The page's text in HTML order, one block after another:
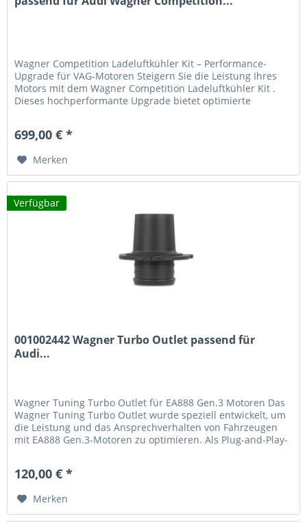
Wagner Competition Ladeluftkühler Kit – Performance-
Upgrade für VAG-Motoren Steigern Sie die Leistung Ihres
Motors mit dem Wagner Competition Ladeluftkühler Kit .
Dieses hochperformante Upgrade bietet optimierte
699,00 € *
Merken
Verfügbar
001002442 Wagner Turbo Outlet passend für
Audi...
Wagner Tuning Turbo Outlet für EA888 Gen.3 Motoren Das
Wagner Tuning Turbo Outlet wurde speziell entwickelt, um
die Leistung und das Ansprechverhalten von Fahrzeugen
mit EA888 Gen.3-Motoren zu optimieren. Als Plug-and-Play-
120,00 € *
Merken